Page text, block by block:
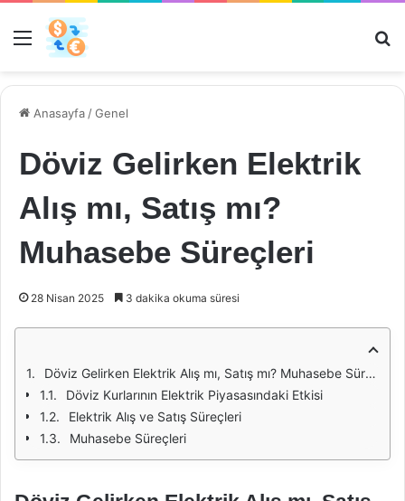
Menü
Anasayfa /Genel
Döviz Gelirken Elektrik
Alış mı, Satış mı?
Muhasebe Süreçleri
28 Nisan 2025 3 dakika okuma süresi
Döviz Gelirken Elektrik Alış mı, Satış mı? Muhasebe Süreçleri
Döviz Kurlarının Elektrik Piyasasındaki Etkisi
Elektrik Alış ve Satış Süreçleri
Muhasebe Süreçleri